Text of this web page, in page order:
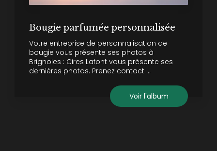
Bougie parfumée personnalisée
Votre entreprise de personnalisation de
bougie vous présente ses photos à
Brignoles : Cires Lafont vous présente ses
dernières photos. Prenez contact ...
Voir l'album